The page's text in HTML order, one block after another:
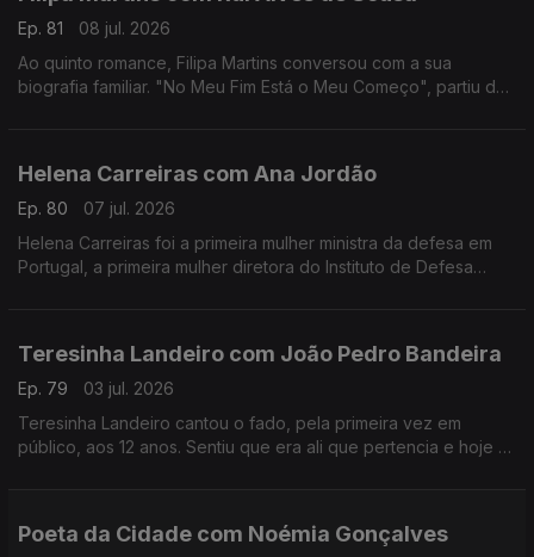
Ep. 81
08 jul. 2026
Ao quinto romance, Filipa Martins conversou com a sua
biografia familiar. "No Meu Fim Está o Meu Começo", partiu de
Helena Carreiras com Ana Jordão
Ep. 80
07 jul. 2026
Helena Carreiras foi a primeira mulher ministra da defesa em
Portugal, a primeira mulher diretora do Instituto de Defesa
Teresinha Landeiro com João Pedro Bandeira
Ep. 79
03 jul. 2026
Teresinha Landeiro cantou o fado, pela primeira vez em
público, aos 12 anos. Sentiu que era ali que pertencia e hoje é
Poeta da Cidade com Noémia Gonçalves